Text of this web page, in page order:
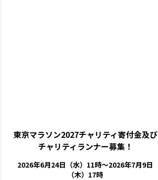
東京マラソン2027チャリティ寄付金及び
チャリティランナー募集！
2026年6月24日（水）11時～2026年7月9日
（木）17時